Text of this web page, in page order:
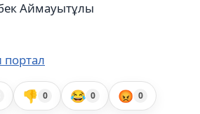
Аймауытұлы
портал
👎 0 😂 0 😡 0